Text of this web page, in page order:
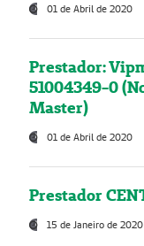
01 de Abril de 2020
Prestador:
51004349-0
Master)
01 de Abril de 2020
Prestador
15 de Janeiro de 2020